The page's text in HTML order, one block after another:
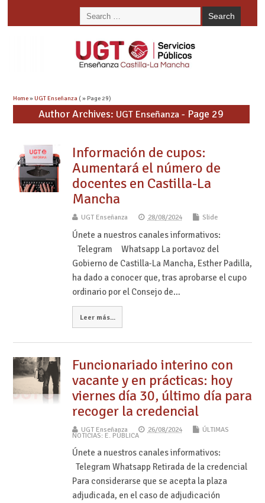
Home»UGT Enseñanza ( » Page 29)
Author Archives: UGT Enseñanza - Page 29
Información de cupos:
Aumentará el número de
docentes en Castilla-La
Mancha
UGT Enseñanza 28/08/2024 Slide
Únete a nuestros canales informativos:
Telegram Whatsapp La portavoz del
Gobierno de Castilla-La Mancha, Esther Padilla,
ha dado a conocer que, tras aprobarse el cupo
ordinario por el Consejo de…
Leer más...
Funcionariado interino con
vacante y en prácticas: hoy
viernes día 30, último día para
recoger la credencial
UGT Enseñanza 26/08/2024 ÚLTIMAS
NOTICIAS: E. PÚBLICA
Únete a nuestros canales informativos:
Telegram Whatsapp Retirada de la credencial
Para considerarse que se acepta la plaza
adjudicada, en el caso de adjudicación